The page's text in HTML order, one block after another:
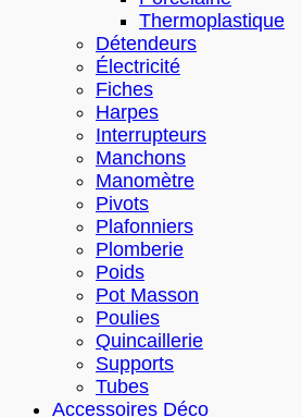
Thermoplastique
Détendeurs
Électricité
Fiches
Harpes
Interrupteurs
Manchons
Manomètre
Pivots
Plafonniers
Plomberie
Poids
Pot Masson
Poulies
Quincaillerie
Supports
Tubes
Accessoires Déco